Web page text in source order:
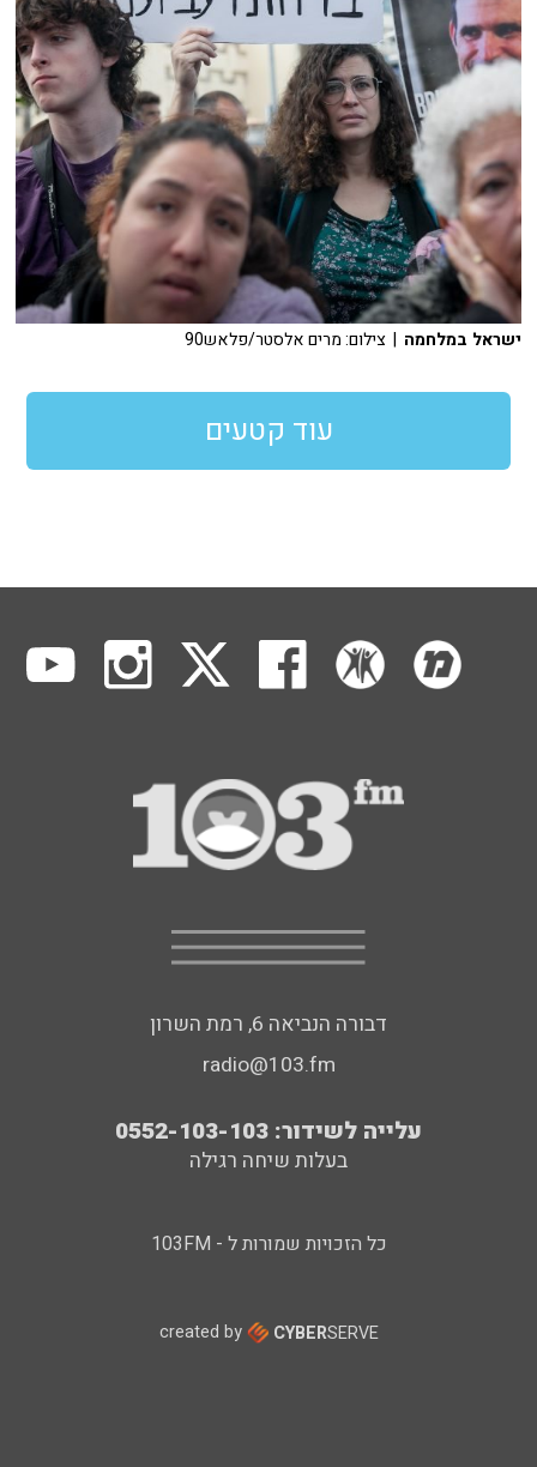
ישראל במלחמה | צילום: מרים אלסטר/פלאש90
עוד קטעים
דבורה הנביאה 6, רמת השרון
radio@103.fm
עלייה לשידור: 0552-103-103
בעלות שיחה רגילה
כל הזכויות שמורות ל - 103FM
created by CYBERSERVE